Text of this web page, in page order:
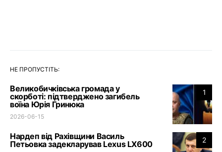
НЕ ПРОПУСТІТЬ:
1
Великобичківська громада у
скорботі: підтверджено загибель
воїна Юрія Гринюка
2026-06-15
2
Нардеп від Рахівщини Василь
Петьовка задекларував Lexus LX600